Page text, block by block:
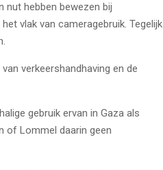
nut hebben bewezen bij
vlak van cameragebruik. Tegelijk
verkeershandhaving en de
gebruik ervan in Gaza als
of Lommel daarin geen